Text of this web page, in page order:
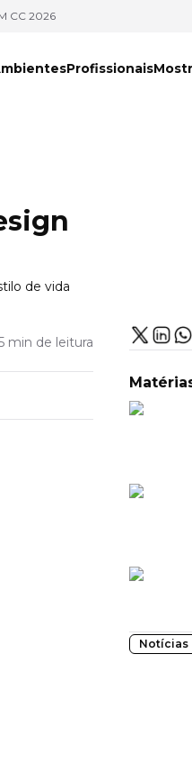
CC 2026
Profissionais
de vida
min de leitura
Notícias